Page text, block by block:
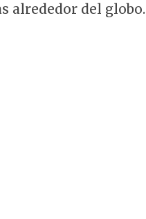
alrededor del globo.